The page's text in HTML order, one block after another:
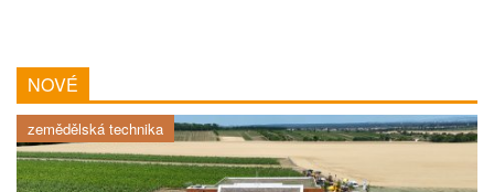
NOVÉ
zemědělská technika